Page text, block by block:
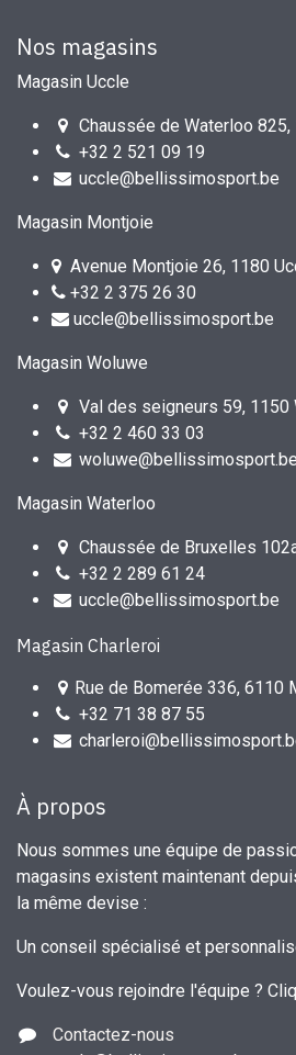
Nos magasins
Magasin Uccle
Chaussée de Waterloo 825,
+32 2 521 09 19
uccle@bellissimosport.be
Magasin Montjoie
Avenue Montjoie 26, 1180
+32 2 375 26 30
uccle@bellissimosport.be
Magasin Woluwe
Val des seigneurs 59,
+32 2 460 33 03
woluwe@bellissimosport.be
Magasin Waterloo
Chaussée de Bruxelles
+32 2 289 61 24
uccle@bellissimosport.be
Magasin Charleroi
Rue de Bomerée 336, 6110
+32 71 38 87 55
À propos
Nous sommes une équipe de
magasins existent maintenant
la même devise :
Un conseil spécialisé et
Voulez-vous rejoindre l'équipe ?
Contactez-nous